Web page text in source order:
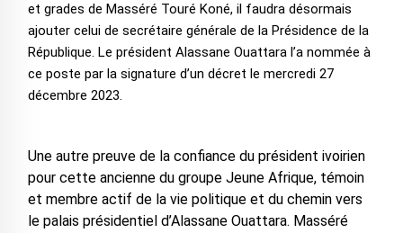
et grades de Masséré Touré Koné, il faudra désormais
ajouter celui de secrétaire générale de la Présidence de la
République. Le président Alassane Ouattara l’a nommée à
ce poste par la signature d’un décret le mercredi 27
décembre 2023.
Une autre preuve de la confiance du président ivoirien
pour cette ancienne du groupe Jeune Afrique, témoin
et membre actif de la vie politique et du chemin vers
le palais présidentiel d’Alassane Ouattara. Masséré